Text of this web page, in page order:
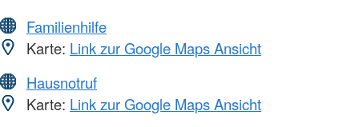
Familienhilfe
Karte: Link zur Google Maps Ansicht
Hausnotruf
Karte: Link zur Google Maps Ansicht